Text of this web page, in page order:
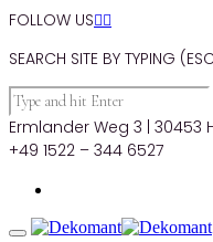
FOLLOW US
SEARCH SITE BY TYPING
Ermlander Weg 3 | 30453
+49 1522 – 344 6527